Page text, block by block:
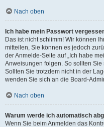
Nach oben
Ich habe mein Passwort
Das ist nicht schlimm! Wir können
mitteilen, Sie können es jedoch
der Anmelde-Seite auf „Ich habe
Anweisungen folgen. So sollten
Sollten Sie trotzdem nicht in der
wenden Sie sich an die Board-
Nach oben
Warum werde ich automatisch
Wenn Sie beim Anmelden das